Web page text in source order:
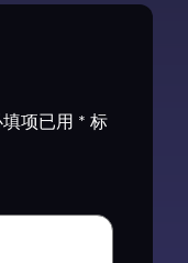
填项已用 * 标